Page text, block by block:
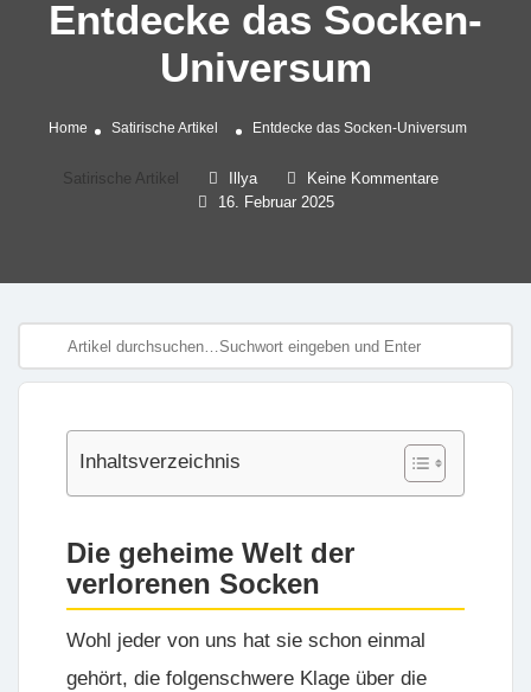
Entdecke das Socken-
Universum
Home Satirische Artikel Entdecke das Socken-Universum
Satirische Artikel Illya
Keine Kommentare
16. Februar 2025
Inhaltsverzeichnis
Die geheime Welt der
verlorenen Socken
Wohl jeder von uns hat sie schon einmal
gehört, die folgenschwere Klage über die